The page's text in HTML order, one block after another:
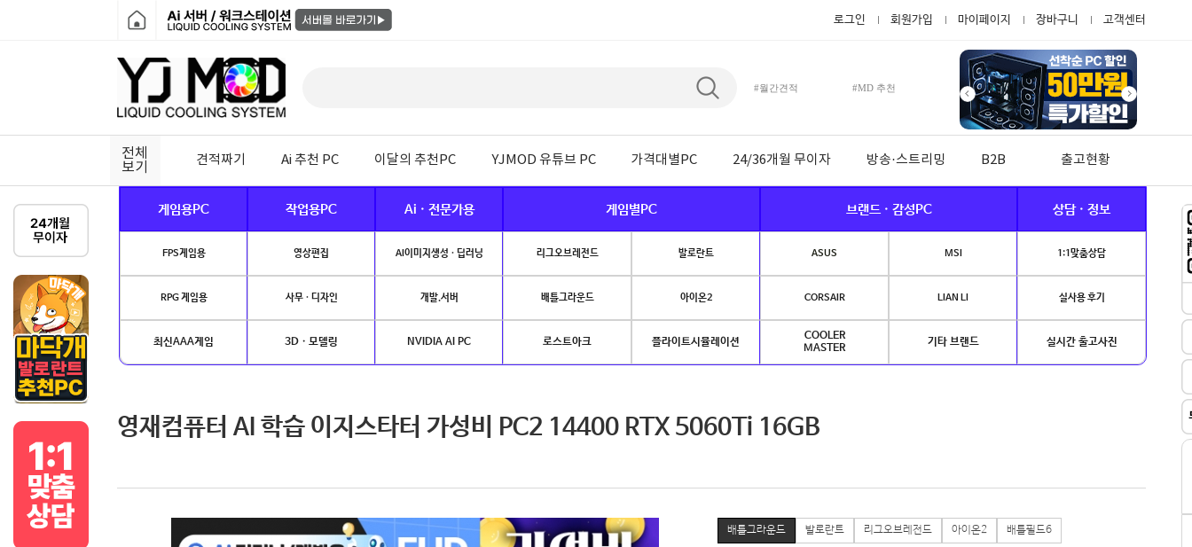
로그인 회원가입 마이페이지 장바구니 고객센터
#월간견적 #MD 추천
전체
보기
견적짜기 Ai 추천 PC 이달의 추천PC YJMOD 유튜브 PC 가격대별PC 24/36개월 무이자 방송·스트리밍 B2B 출고현황
게임용PC 작업용PC Ai · 전문가용 게임별PC 브랜드 · 감성PC 상담 · 정보
FPS게임용 영상편집 AI이미지생성 · 딥러닝 리그오브레전드 발로란트 ASUS MSI 1:1맞춤상담
RPG 게임용 사무 · 디자인 개발.서버 배틀그라운드 아이온2 CORSAIR LIAN LI 실사용 후기
최신AAA게임 3D · 모델링 NVIDIA AI PC 로스트아크 플라이트시뮬레이션
COOLER
MASTER
기타 브랜드 실시간 출고사진
영재컴퓨터 AI 학습 이지스타터 가성비 PC2 14400 RTX 5060Ti 16GB
배틀그라운드 발로란트 리그오브레전드 아이온2 배틀필드6